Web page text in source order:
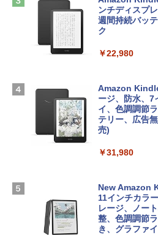
13インチノー
igence、13.6
スプレイ、
ームカメラ、
￥278,800
【
ン 15-fd 15.6
FMV ノートパ
ersonal/
Core i5/16GB/
ラインコード版
￥3,200
ows11、10/
￥39,582
ト): Java &
￥3,600
￥99
AIイラスト表
￥480
FM TOWNS ハ
ェクトリスト
ンチディスプ
週間持続バッ
ク
￥22,980
Amazon
ージ、防水、7
イ、色調調節
テリー、広告
売)
￥31,980
New Amazon
11インチカラ
レージ、ノー
整、色調調節
き、グラファ